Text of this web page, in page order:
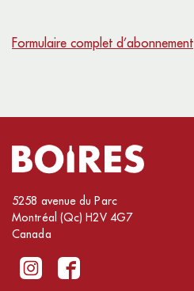
Formulaire complet d’abonnement
5258 avenue du Parc
Montréal (Qc) H2V 4G7
Canada